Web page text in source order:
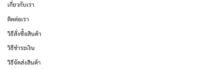
เกี่ยวกับเรา
ติดต่อเรา
วิธีสั่งซื้อสินค้า
วิธีชำระเงิน
วิธีจัดส่งสินค้า